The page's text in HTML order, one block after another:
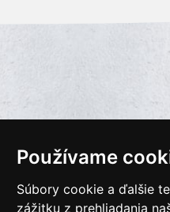
Používame
Súbory cookie a ďalšie
zážitku z prehliadania
Ochrana osobných údajov
Cookies